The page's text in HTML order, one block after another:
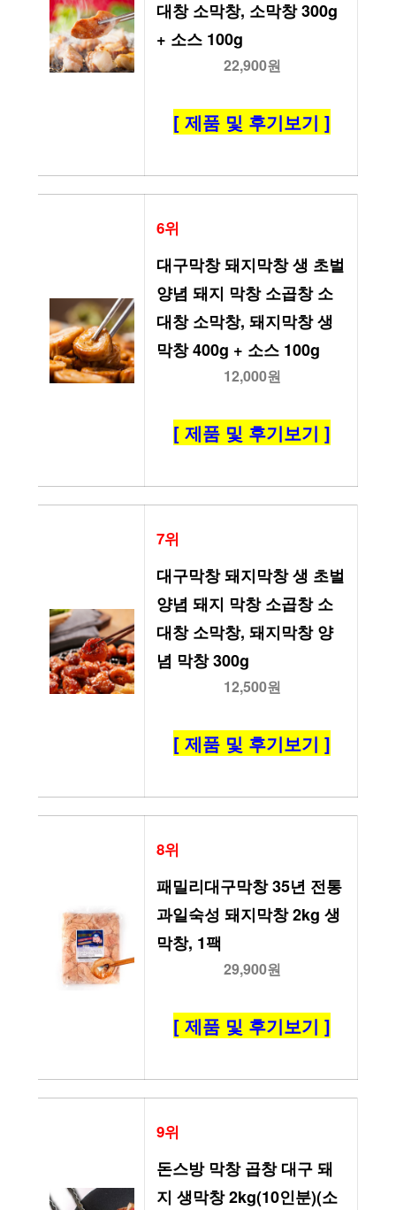
대창 소막창, 소막창 300g
+ 소스 100g
22,900원
[ 제품 및 후기보기 ]
6위
대구막창 돼지막창 생 초벌
양념 돼지 막창 소곱창 소
대창 소막창, 돼지막창 생
막창 400g + 소스 100g
12,000원
[ 제품 및 후기보기 ]
7위
대구막창 돼지막창 생 초벌
양념 돼지 막창 소곱창 소
대창 소막창, 돼지막창 양
념 막창 300g
12,500원
[ 제품 및 후기보기 ]
8위
패밀리대구막창 35년 전통
과일숙성 돼지막창 2kg 생
막창, 1팩
29,900원
[ 제품 및 후기보기 ]
9위
돈스방 막창 곱창 대구 돼
지 생막창 2kg(10인분)(소